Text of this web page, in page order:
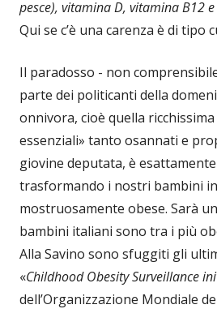
pesce), vitamina D, vitamina B12
Qui se c’è una carenza è di tipo
Il paradosso - non
parte dei politicanti della
onnivora, cioè quella
essenziali» tanto osannati e
giovine deputata, è
trasformando i nostri bambini
mostruosamente obese. Sarà
bambini italiani sono tra i più
Alla Savino sono sfuggiti gli
«Childhood Obesity Surveillance
dell’Organizzazione Mondiale